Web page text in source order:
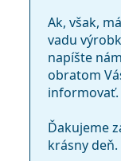
Ak, však,
vadu
napíšte
obratom
informovať.
Ďakujeme
krásny deň.